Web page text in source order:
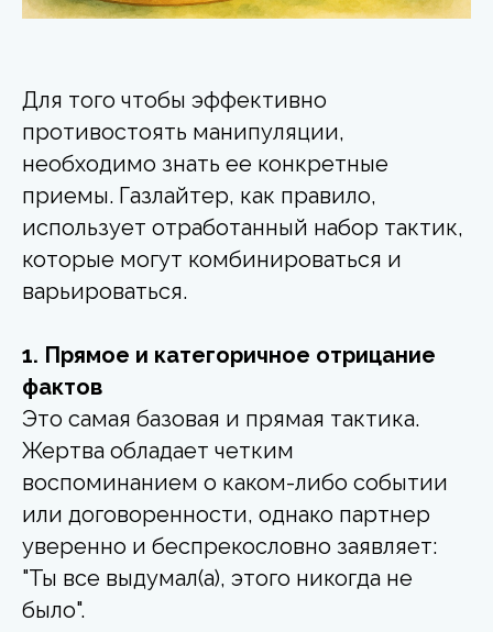
Для того чтобы эффективно
противостоять манипуляции,
необходимо знать ее конкретные
приемы. Газлайтер, как правило,
использует отработанный набор тактик,
которые могут комбинироваться и
варьироваться.
1. Прямое и категоричное отрицание
фактов
Это самая базовая и прямая тактика.
Жертва обладает четким
воспоминанием о каком-либо событии
или договоренности, однако партнер
уверенно и беспрекословно заявляет:
"Ты все выдумал(а), этого никогда не
было".